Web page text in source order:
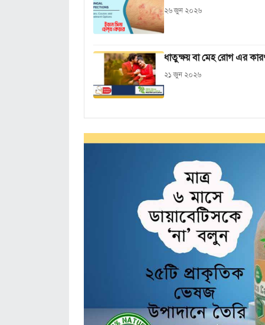
২৬ জুন ২০২৬
ধাতুক্ষয় বা মেহ রোগ এর
২১ জুন ২০২৬